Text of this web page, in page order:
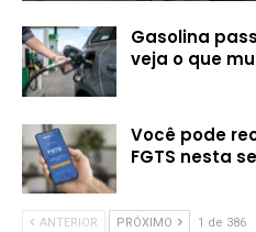
Gasolina
veja o que
Você pode
FGTS nesta
ANTERIOR PRÓXIMO 1 de 386